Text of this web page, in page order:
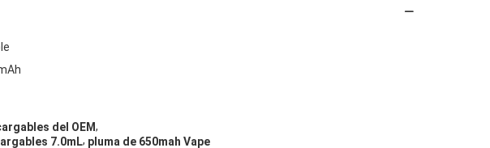
del OEM,
7.0mL, pluma de 650mah Vape